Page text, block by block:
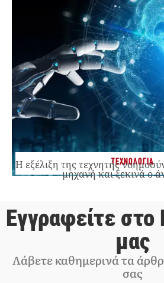
ΤΕΧΝΟΛΟΓΙΑ
Η εξέλιξη της τεχνητής
μηχανή και ξεκινά ο
Εγγραφείτε
μας
Λάβετε καθημερινά τα
σας